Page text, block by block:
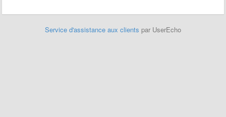
Service d'assistance aux clients par UserEcho